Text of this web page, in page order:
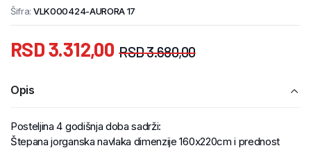
Šifra: VLK000424-AURORA 17
RSD3.680,00
RSD3.312,00
Opis
Posteljina 4 godišnja doba sadrži:
Štepana jorganska navlaka dimenzije 160x220cm i prednost